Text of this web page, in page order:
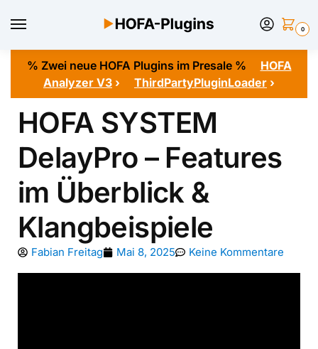
0
% Zwei neue HOFA Plugins im Presale %
HOFA
Analyzer V3 › ThirdPartyPluginLoader ›
HOFA SYSTEM
DelayPro – Features
im Überblick &
Klangbeispiele
Fabian Freitag Mai 8, 2025 Keine Kommentare